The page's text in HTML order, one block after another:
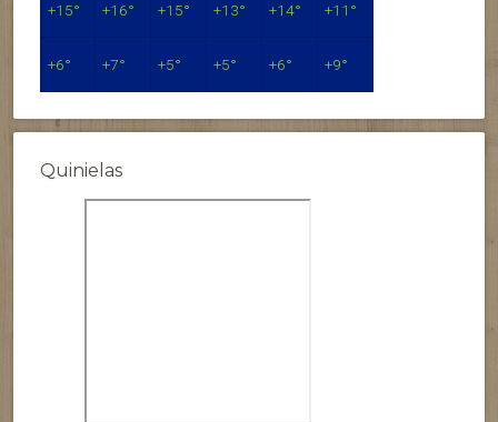
+15° +16° +15° +13° +14° +11°
+6° +7° +5° +5° +6° +9°
Quinielas